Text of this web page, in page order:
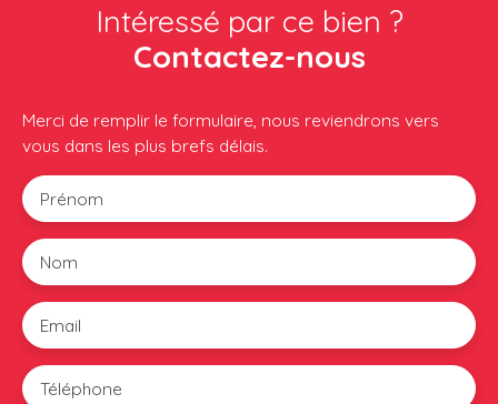
Intéressé par ce bien ?
Contactez-nous
Merci de remplir le formulaire, nous reviendrons vers
vous dans les plus brefs délais.
Prénom
Nom
Email
Téléphone